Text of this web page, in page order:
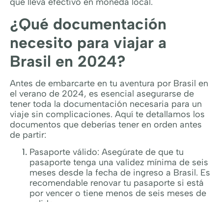
¿Qué documentación
necesito para viajar a
Brasil en 2024?
Antes de embarcarte en tu aventura por Brasil en
el verano de 2024, es esencial asegurarse de
tener toda la documentación necesaria para un
viaje sin complicaciones. Aquí te detallamos los
documentos que deberías tener en orden antes
de partir:
Pasaporte válido: Asegúrate de que tu
pasaporte tenga una validez mínima de seis
meses desde la fecha de ingreso a Brasil. Es
recomendable renovar tu pasaporte si está
por vencer o tiene menos de seis meses de